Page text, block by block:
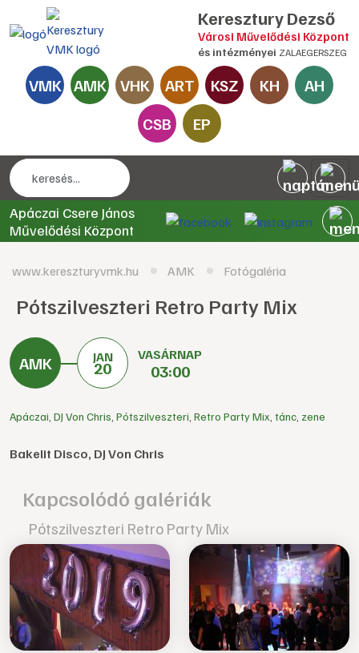
Keresztury Dezső
Városi Művelődési Központ
és intézményei ZALAEGERSZEG
VMK AMK VHK ART KSZ KH
AH
CSB
EP
Apáczai Csere János
Művelődési Központ
www.kereszturyvmk.hu AMK Fotógaléria
Pótszilveszteri Retro Party Mix
JAN
20
VASÁRNAP
03:00
Apáczai DJ Von Chris Pótszilveszteri Retro Party Mix tánc zene
Bakelit Disco, DJ Von Chris
Kapcsolódó galériák
Pótszilveszteri Retro Party Mix